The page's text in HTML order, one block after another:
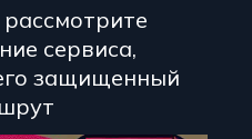
сервиса,
защищенный